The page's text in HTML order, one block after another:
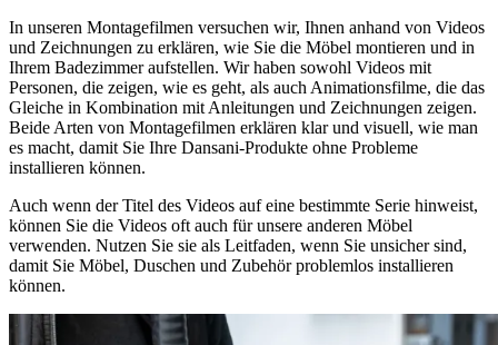
In unseren Montagefilmen versuchen wir, Ihnen anhand von Videos
und Zeichnungen zu erklären, wie Sie die Möbel montieren und in
Ihrem Badezimmer aufstellen. Wir haben sowohl Videos mit
Personen, die zeigen, wie es geht, als auch Animationsfilme, die das
Gleiche in Kombination mit Anleitungen und Zeichnungen zeigen.
Beide Arten von Montagefilmen erklären klar und visuell, wie man
es macht, damit Sie Ihre Dansani-Produkte ohne Probleme
installieren können.
Auch wenn der Titel des Videos auf eine bestimmte Serie hinweist,
können Sie die Videos oft auch für unsere anderen Möbel
verwenden. Nutzen Sie sie als Leitfaden, wenn Sie unsicher sind,
damit Sie Möbel, Duschen und Zubehör problemlos installieren
können.